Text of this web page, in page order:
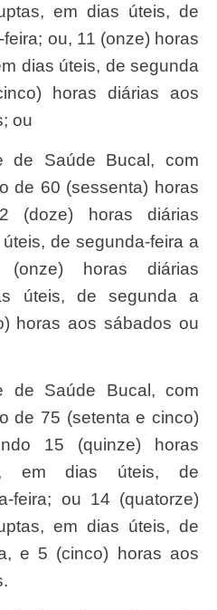
em dias úteis, de
ou, 11 (onze) horas
dias úteis, de segunda
horas diárias aos
ou
de 60 (sessenta) horas
(doze) horas diárias
de segunda-feira a
horas diárias
úteis, de segunda a
horas aos sábados ou
de 75 (setenta e cinco)
15 (quinze) horas
em dias úteis, de
feira; ou 14 (quatorze)
em dias úteis, de
e 5 (cinco) horas aos